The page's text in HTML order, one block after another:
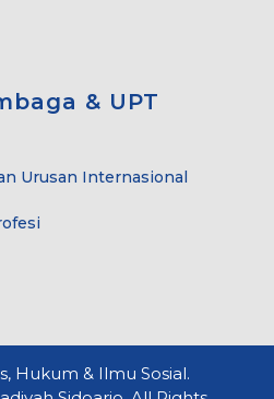
& UPT
Urusan Internasional
Hukum & Ilmu Sosial.